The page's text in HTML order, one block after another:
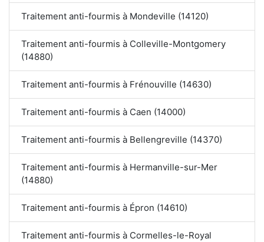
Traitement anti-fourmis à Mondeville (14120)
Traitement anti-fourmis à Colleville-Montgomery
(14880)
Traitement anti-fourmis à Frénouville (14630)
Traitement anti-fourmis à Caen (14000)
Traitement anti-fourmis à Bellengreville (14370)
Traitement anti-fourmis à Hermanville-sur-Mer
(14880)
Traitement anti-fourmis à Épron (14610)
Traitement anti-fourmis à Cormelles-le-Royal